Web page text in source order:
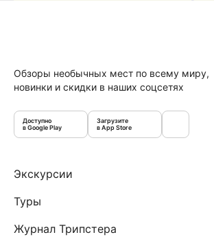
Обзоры необычных мест по всему миру,
новинки и скидки в наших соцсетях
Доступно
в Google Play
Загрузите
в App Store
Экскурсии
Туры
Журнал Трипстера